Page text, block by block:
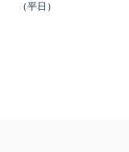
（平日）